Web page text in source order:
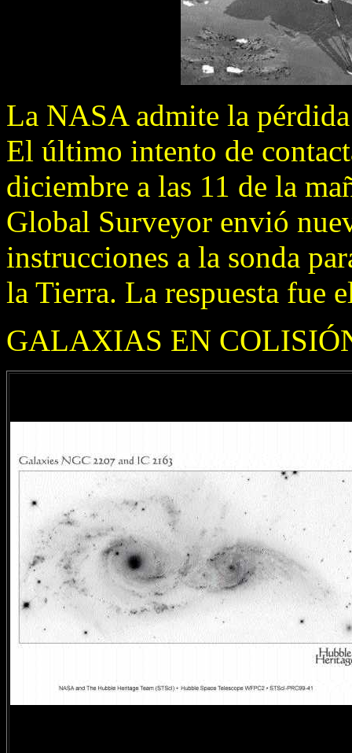
La NASA admite la
El último intento de
diciembre a las 11 de la
Global Surveyor envió
instrucciones a la sonda
la Tierra. La respuesta fue
GALAXIAS EN